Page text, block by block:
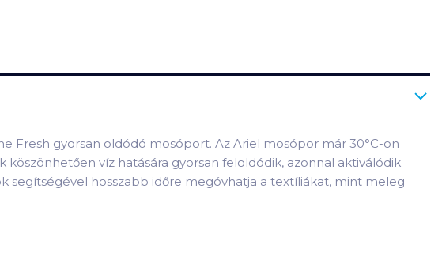
Fresh gyorsan oldódó mosóport. Az Ariel mosópor már 30°C-on
víz hatására gyorsan feloldódik, azonnal aktiválódik
segítségével hosszabb időre megóvhatja a textíliákat, mint meleg